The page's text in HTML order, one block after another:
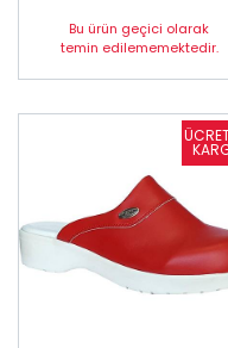
Bu ürün geçici olarak
temin edilememektedir.